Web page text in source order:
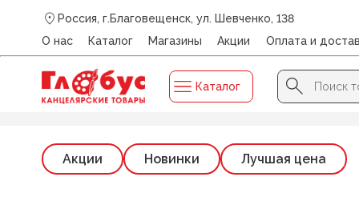
Россия, г.Благовещенск, ул. Шевченко, 138
О нас
Каталог Магазины Акции Оплата и
Каталог
Search
for:
Search Button
Главная /Книговест
Акции Новинки Лучшая цена